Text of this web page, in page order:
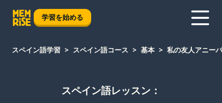
学習を始める
スペイン語学習 スペイン語コース 基本 私の友人アニー
スペイン語レッスン：